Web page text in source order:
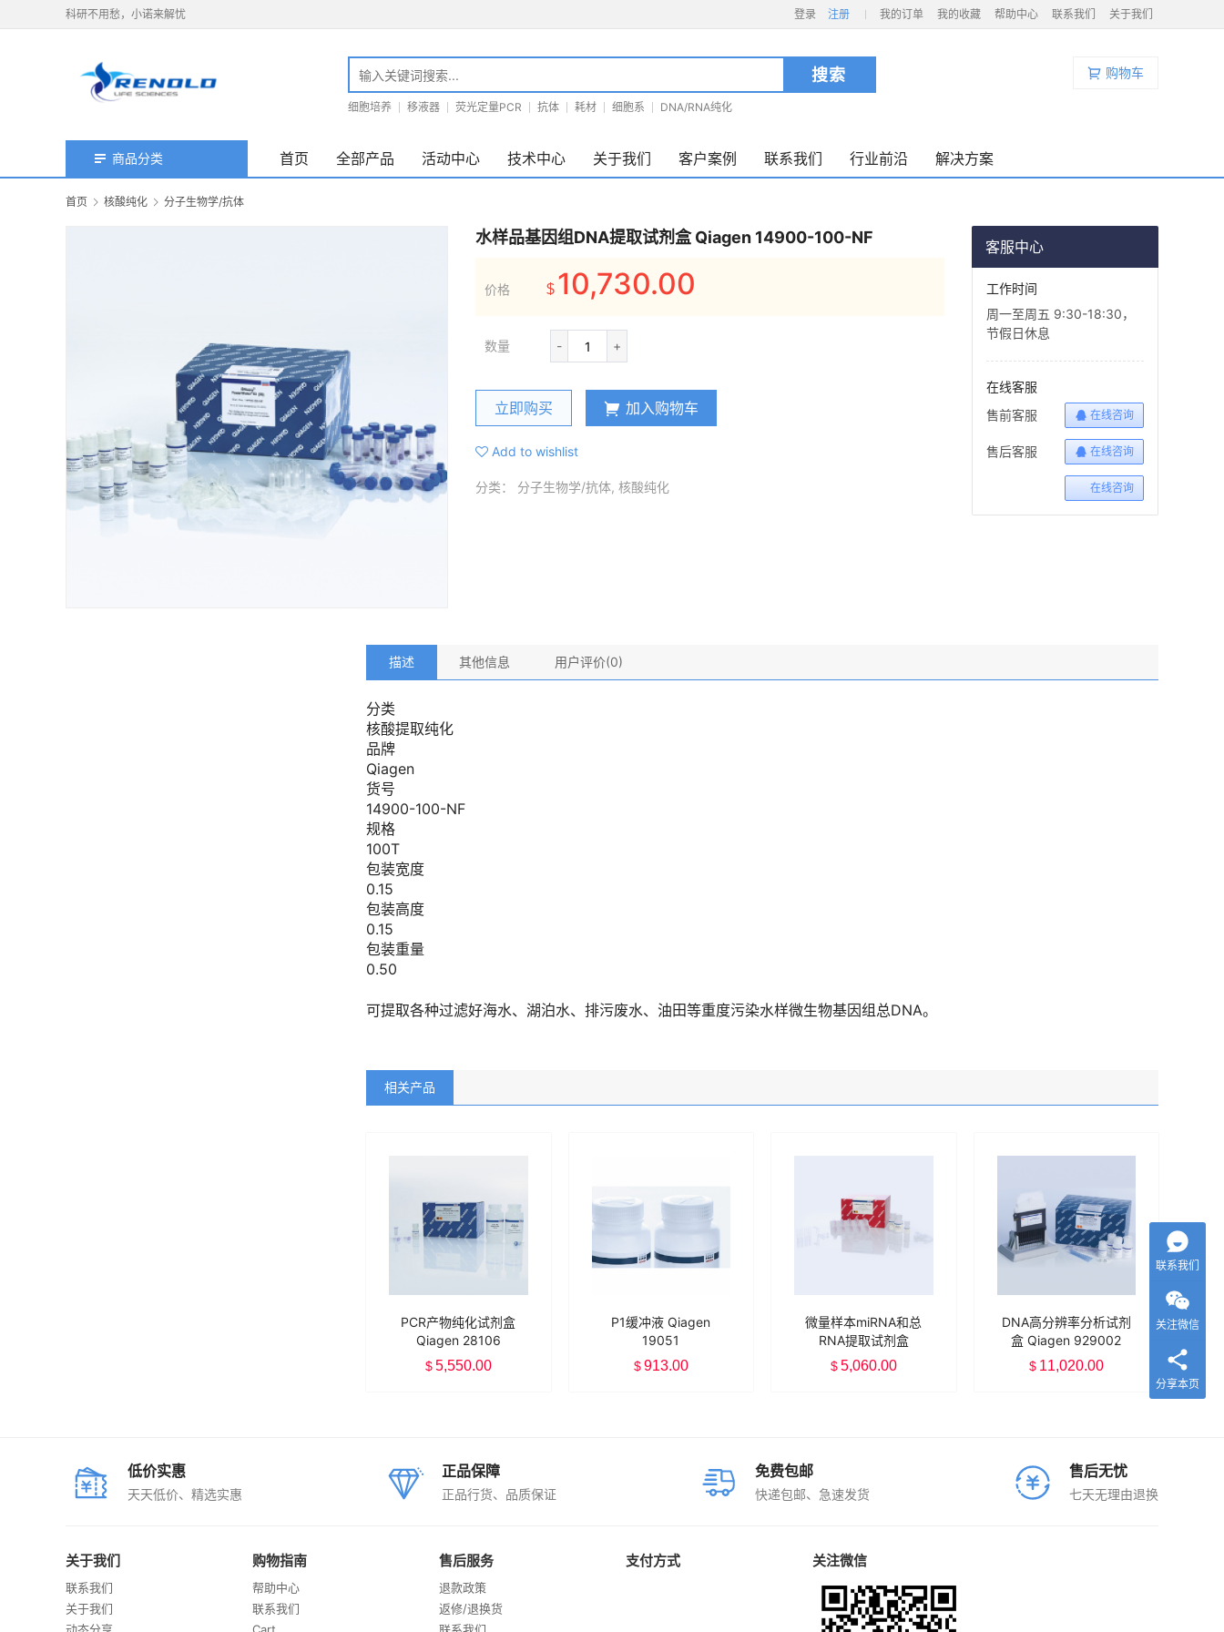
科研不用愁，小诺来解忧 登录 注册 我的订单 我的收藏 帮助中心 联系我们 关于我们
细胞培养 移液器 荧光定量PCR 抗体 耗材 细胞系 DNA/RNA纯化
购物车
商品分类 首页 全部产品 活动中心 技术中心 关于我们 客户案例 联系我们 行业前沿 解决方案
首页 核酸纯化 分子生物学/抗体
水样品基因组DNA提取试剂盒 Qiagen 14900-100-NF
价格 $ 10,730.00
数量 - +
立即购买 加入购物车
Add to wishlist
分类： 分子生物学/抗体, 核酸纯化
客服中心
工作时间
周一至周五 9:30-18:30，
节假日休息
在线客服
售前客服
在线咨询
售后客服 在线咨询
在线咨询
描述 其他信息 用户评价(0)
分类
核酸提取纯化
品牌
Qiagen
货号
14900-100-NF
规格
100T
包装宽度
0.15
包装高度
0.15
包装重量
0.50
可提取各种过滤好海水、湖泊水、排污废水、油田等重度污染水样微生物基因组总DNA。
相关产品
PCR产物纯化试剂盒
Qiagen 28106
$ 5,550.00
P1缓冲液 Qiagen
19051
$ 913.00
微量样本miRNA和总
RNA提取试剂盒
Qiagen 217084 (主
1071023 副1023537)
$ 5,060.00
DNA高分辨率分析试剂
盒 Qiagen 929002
$ 11,020.00
低价实惠
天天低价、精选实惠
正品保障
正品行货、品质保证
免费包邮
快递包邮、急速发货
售后无忧
七天无理由退换
关于我们
联系我们
关于我们
购物指南
帮助中心
联系我们
售后服务
退款政策
返修/退换货
支付方式 关注微信
联系我们
关注微信
分享本页